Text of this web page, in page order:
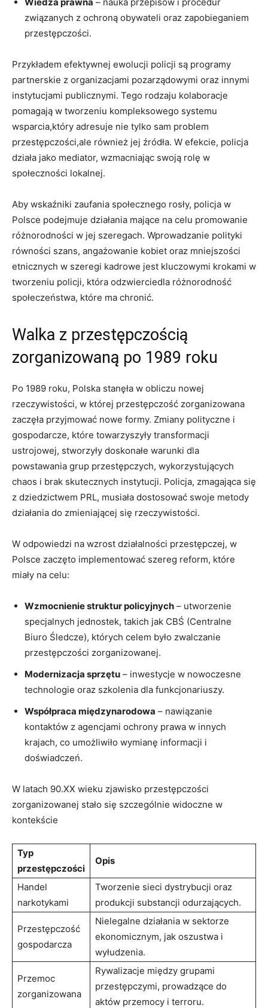
związanych z ochroną obywateli‍ oraz zapobieganiem‌
przestępczości.
Przykładem efektywnej ewolucji policji są programy
partnerskie z organizacjami pozarządowymi‍ oraz innymi
instytucjami ‌publicznymi.⁢ Tego rodzaju kolaboracje
pomagają⁣ w tworzeniu kompleksowego systemu
wsparcia,który adresuje​ nie tylko sam ‌problem
przestępczości,ale również jej źródła. W ⁢efekcie, policja
działa jako mediator, ⁢wzmacniając swoją rolę w
społeczności lokalnej.
Aby‍ wskaźniki zaufania społecznego rosły, policja w
Polsce⁢ podejmuje działania mające ⁤na celu promowanie
różnorodności w jej szeregach. Wprowadzanie polityki
równości⁢ szans, angażowanie kobiet ​oraz mniejszości
etnicznych w‌ szeregi kadrowe jest⁤ kluczowymi krokami w
tworzeniu policji, która odzwierciedla różnorodność
⁢społeczeństwa, które ma ‍chronić.
Walka⁤ z przestępczością
‍zorganizowaną po⁤ 1989⁣ roku
Po 1989 roku, Polska ​stanęła w ⁢obliczu nowej
rzeczywistości, w której przestępczość⁤ zorganizowana⁤
zaczęła przyjmować ⁤nowe formy. Zmiany ‌polityczne i
gospodarcze, ⁤które towarzyszyły transformacji
ustrojowej, stworzyły doskonałe ​warunki⁢ dla
powstawania grup ‍przestępczych, wykorzystujących
chaos i brak skutecznych instytucji. Policja, zmagająca się
z dziedzictwem​ PRL,‌ musiała dostosować swoje metody
działania do zmieniającej się rzeczywistości.
W odpowiedzi‌ na ‍wzrost działalności przestępczej, w
Polsce zaczęto ⁣implementować⁣ szereg reform, które
miały ⁤na celu:
Wzmocnienie struktur policyjnych – utworzenie‌
specjalnych​ jednostek, takich ⁤jak CBŚ (Centralne
Biuro Śledcze), których ​celem było zwalczanie
‍przestępczości zorganizowanej.
Modernizacja sprzętu – ​inwestycje w‌ nowoczesne
technologie oraz szkolenia dla funkcjonariuszy.
Współpraca międzynarodowa –‌ nawiązanie
kontaktów z agencjami ochrony prawa w innych
krajach, co ⁢umożliwiło wymianę informacji ‍i
doświadczeń.
W latach ​90.XX wieku zjawisko przestępczości
zorganizowanej stało się szczególnie widoczne w⁢
kontekście
Typ ​
przestępczości
Opis
Handel
narkotykami
Tworzenie sieci ‌dystrybucji‍ oraz
produkcji ‍substancji ​odurzających.
Przestępczość⁤
gospodarcza
Nielegalne działania w sektorze
ekonomicznym, jak oszustwa ⁣i
wyłudzenia.
Przemoc
zorganizowana
Rywalizacje między⁣ grupami
przestępczymi, prowadzące do
aktów przemocy i ​terroru.